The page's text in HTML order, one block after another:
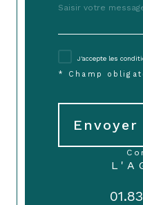
J'accepte les
* Champ
Envoyer